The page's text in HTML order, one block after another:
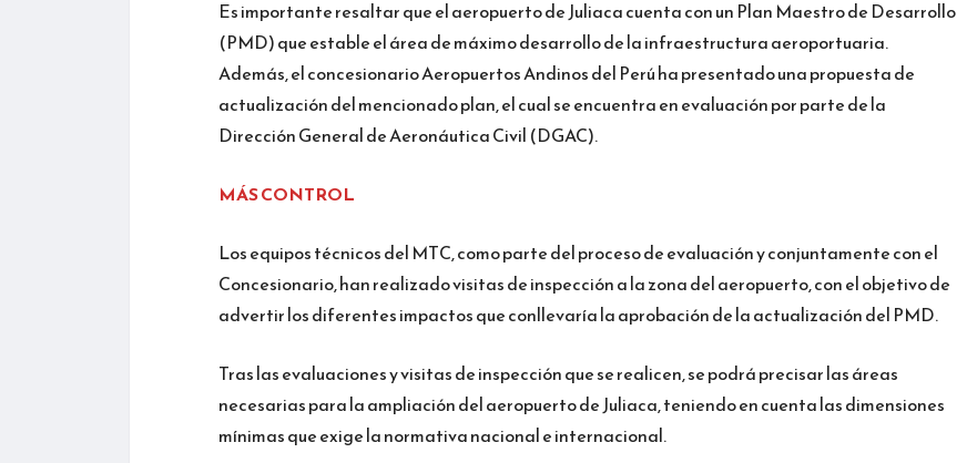
Es importante resaltar que el aeropuerto de Juliaca cuenta con un Plan Maestro de Desarrollo
(PMD) que estable el área de máximo desarrollo de la infraestructura aeroportuaria.
Además, el concesionario Aeropuertos Andinos del Perú ha presentado una propuesta de
actualización del mencionado plan, el cual se encuentra en evaluación por parte de la
Dirección General de Aeronáutica Civil (DGAC).
MÁS CONTROL
Los equipos técnicos del MTC, como parte del proceso de evaluación y conjuntamente con el
Concesionario, han realizado visitas de inspección a la zona del aeropuerto, con el objetivo de
advertir los diferentes impactos que conllevaría la aprobación de la actualización del PMD.
Tras las evaluaciones y visitas de inspección que se realicen, se podrá precisar las áreas
necesarias para la ampliación del aeropuerto de Juliaca, teniendo en cuenta las dimensiones
mínimas que exige la normativa nacional e internacional.